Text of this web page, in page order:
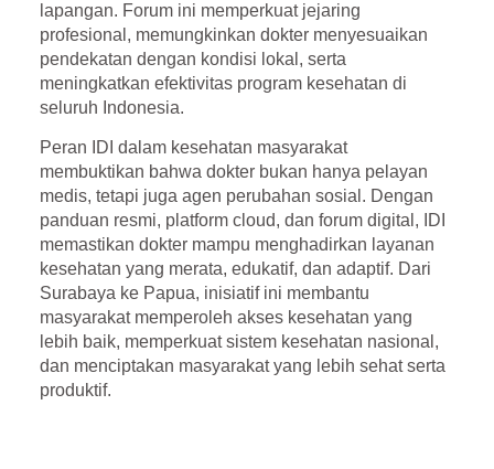
lapangan. Forum ini memperkuat jejaring
profesional, memungkinkan dokter menyesuaikan
pendekatan dengan kondisi lokal, serta
meningkatkan efektivitas program kesehatan di
seluruh Indonesia.
Peran IDI dalam kesehatan masyarakat
membuktikan bahwa dokter bukan hanya pelayan
medis, tetapi juga agen perubahan sosial. Dengan
panduan resmi, platform cloud, dan forum digital, IDI
memastikan dokter mampu menghadirkan layanan
kesehatan yang merata, edukatif, dan adaptif. Dari
Surabaya ke Papua, inisiatif ini membantu
masyarakat memperoleh akses kesehatan yang
lebih baik, memperkuat sistem kesehatan nasional,
dan menciptakan masyarakat yang lebih sehat serta
produktif.